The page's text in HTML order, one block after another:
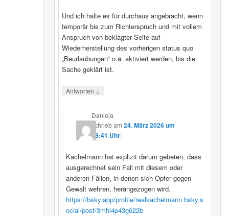
Und ich halte es für durchaus angebracht, wenn
temporär bis zum Richterspruch und mit vollem
Anspruch von beklagter Seite auf
Wiederherstellung des vorherigen status quo
„Beurlaubungen“ o.ä. aktiviert werden, bis die
Sache geklärt ist.
Antworten ↓
Daniela
schriebam 24. März 2026 um
08:41 Uhr:
Kachelmann hat explizit darum gebeten, dass
ausgerechnet sein Fall mit diesem oder
anderen Fällen, in denen sich Opfer gegen
Gewalt wehren, herangezogen wird.
https://bsky.app/profile/realkachelmann.bsky.s
ocial/post/3mhl4p43g622b